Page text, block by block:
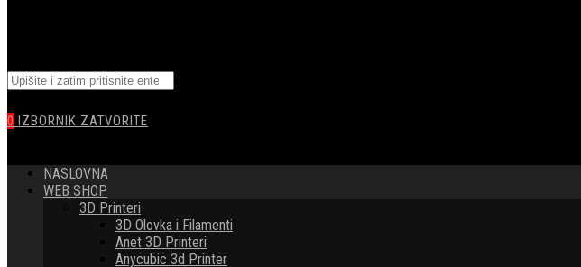
WEBSITE
Pretražite
ovu
web
stranicu
0 IZBORNIK ZATVORITE
NASLOVNA
WEB SHOP
3D Printeri
3D Olovka i Filamenti
Anet 3D Printeri
Anycubic 3d Printer